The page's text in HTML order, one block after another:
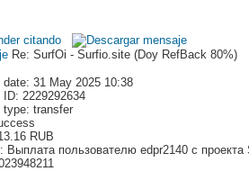
Re: SurfOi - Surfio.site (Doy RefBack 80%)
date: 31 May 2025 10:38
ID: 2229292634
type: transfer
RUB
Выплата пользователю edpr2140 с проекта